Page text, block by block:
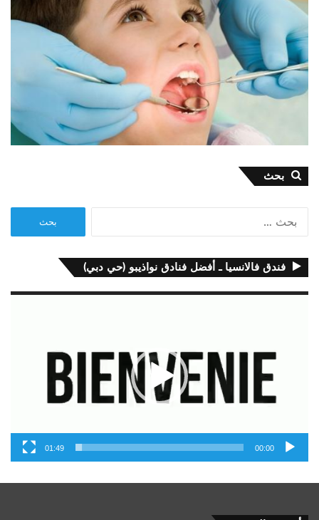
بحث
فندق فالانسيا ـ أفضل فنادق نواذيبو (حي دبي)
مشغل
00:00
01:49